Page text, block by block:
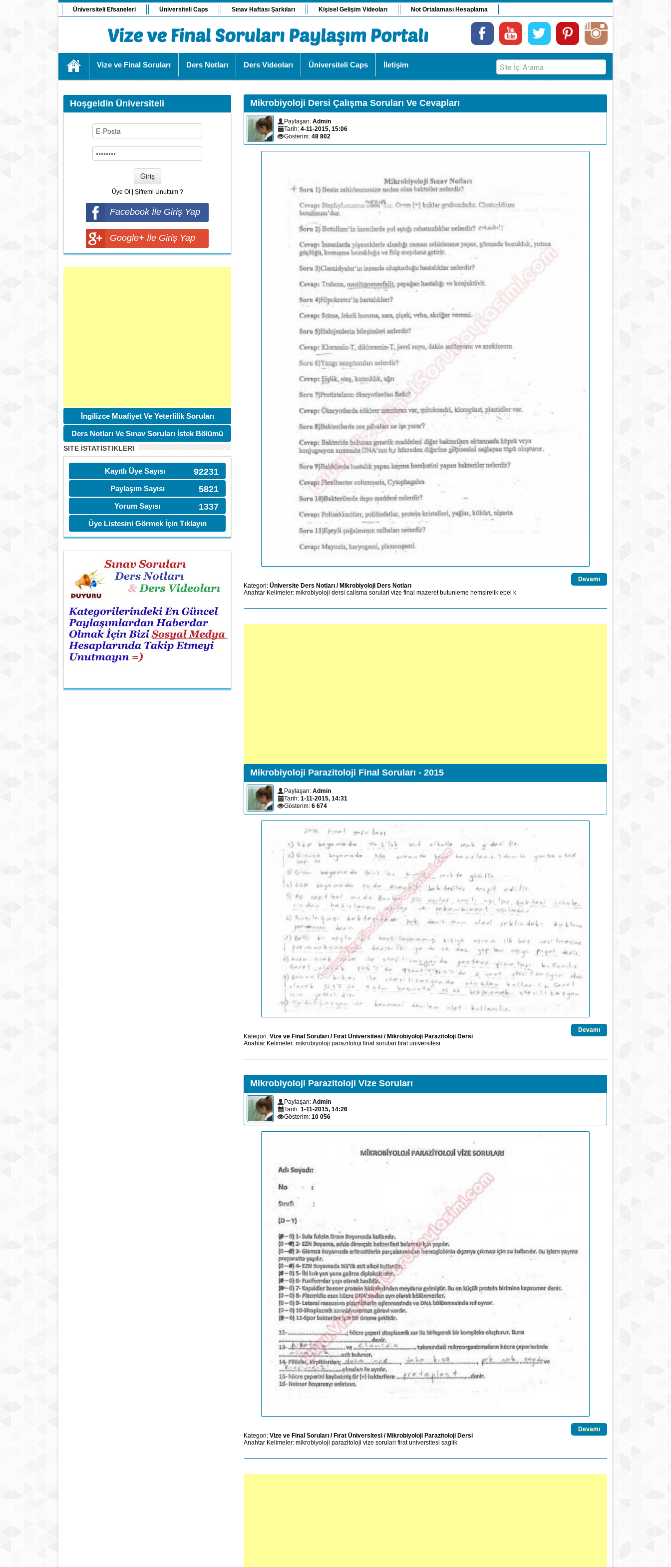
Üniversiteli Efsaneleri Üniversiteli Caps Sınav Haftası Şarkıları Kişisel Gelişim Videoları Not Ortalaması Hesaplama
Vize ve Final Soruları Ders Notları Ders Videoları Üniversiteli Caps İletişim
Hoşgeldin Üniversiteli
Giriş
Üye Ol Şifremi Unuttum ?
Facebook İle Giriş Yap
Google+ İle Giriş Yap
İngilizce Muafiyet Ve Yeterlilik Soruları
Ders Notları Ve Sınav Soruları İstek Bölümü
SITE İSTATİSTIKLERI
92231
Kayıtlı Üye Sayısı
5821
Paylaşım Sayısı
1337
Yorum Sayısı
Üye Listesini Görmek İçin Tıklayın
Mikrobiyoloji Dersi Çalışma Soruları Ve Cevapları
Paylaşan: Admin
Tarih: 4-11-2015, 15:06
Gösterim: 48 802
Devamı
Kategori: Üniversite Ders Notları / Mikrobiyoloji Ders Notları
Anahtar Kelimeler: mikrobiyoloji dersi calisma sorulari vize final mazeret butunleme hemsirelik ebel k
Mikrobiyoloji Parazitoloji Final Soruları - 2015
Paylaşan: Admin
Tarih: 1-11-2015, 14:31
Gösterim: 6 674
Devamı
Kategori: Vize ve Final Soruları /Fırat Üniversitesi /Mikrobiyoloji Parazitoloji Dersi
Anahtar Kelimeler: mikrobiyoloji parazitoloji final sorulari firat universitesi
Mikrobiyoloji Parazitoloji Vize Soruları
Paylaşan: Admin
Tarih: 1-11-2015, 14:26
Gösterim: 10 056
Devamı
Kategori: Vize ve Final Soruları / Fırat Üniversitesi / Mikrobiyoloji Parazitoloji Dersi
Anahtar Kelimeler: mikrobiyoloji parazitoloji vize sorulari firat universitesi saglik